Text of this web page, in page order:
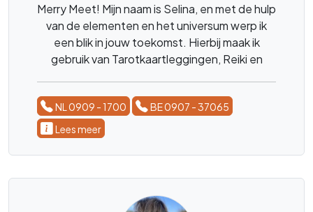
Merry Meet! Mijn naam is Selina, en met de hulp
van de elementen en het universum werp ik
een blik in jouw toekomst. Hierbij maak ik
gebruik van Tarotkaartleggingen, Reiki en
beantwoord.
NL 0909 - 1700
BE 0907 - 37065
Lees meer